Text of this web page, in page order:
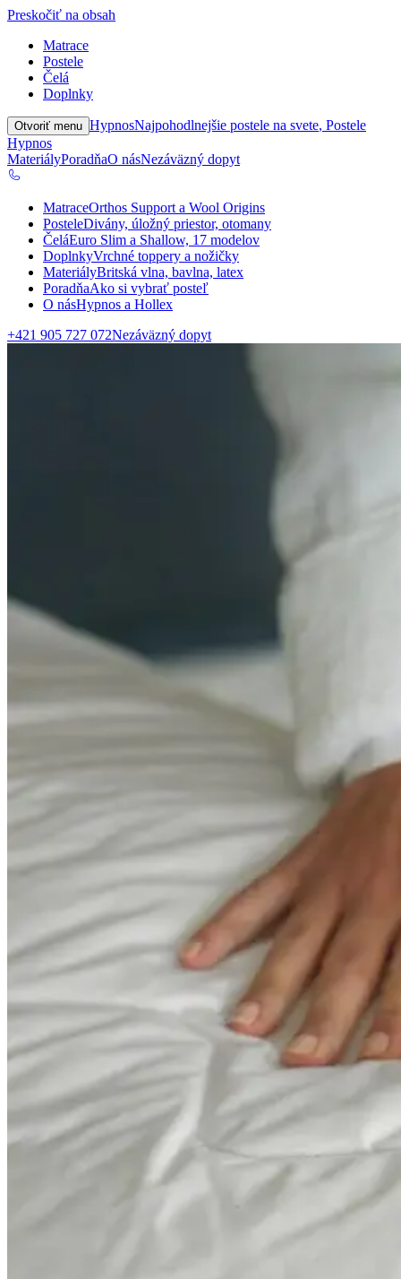
Preskočiť na obsah
Matrace
Postele
Čelá
Doplnky
Otvoriť menu HypnosNajpohodlnejšie postele na svete, Postele
Hypnos
MateriályPoradňaO násNezáväzný dopyt
MatraceOrthos Support a Wool Origins
PosteleDivány, úložný priestor, otomany
ČeláEuro Slim a Shallow, 17 modelov
DoplnkyVrchné toppery a nožičky
MateriályBritská vlna, bavlna, latex
PoradňaAko si vybrať posteľ
O násHypnos a Hollex
+421 905 727 072Nezáväzný dopyt